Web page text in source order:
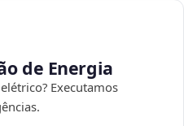
de Energia
Executamos